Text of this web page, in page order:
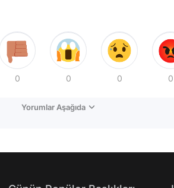
0 0 0 0
Yorumlar Aşağıda